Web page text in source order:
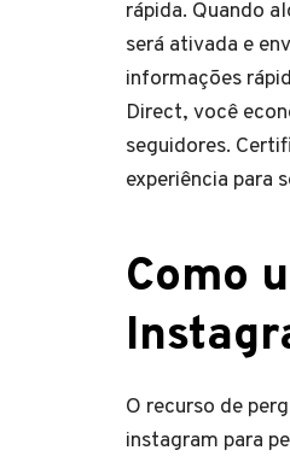
rápida. Quando
será ativada e
informações
Direct, você
seguidores.
experiência para
Como
O recurso de
instagram para